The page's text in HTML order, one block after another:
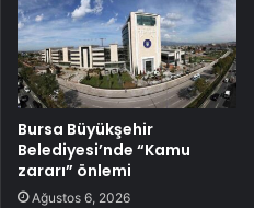
Bursa Büyükşehir
Belediyesi’nde “Kamu
zararı” önlemi
Ağustos 6, 2026